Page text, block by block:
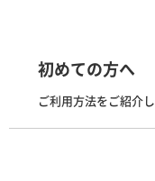
初めての方へ
ご利用方法をご紹介